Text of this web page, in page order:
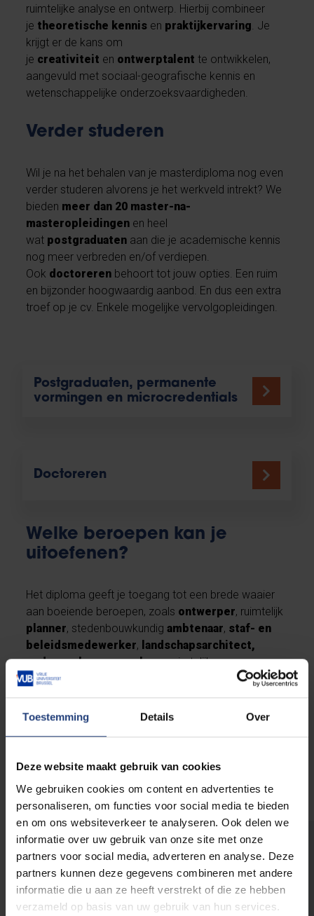
Toestemming Details Over
Deze website maakt gebruik van cookies
We gebruiken cookies om content en advertenties te
personaliseren, om functies voor social media te bieden
en om ons websiteverkeer te analyseren. Ook delen we
informatie over uw gebruik van onze site met onze
partners voor social media, adverteren en analyse. Deze
partners kunnen deze gegevens combineren met andere
informatie die u aan ze heeft verstrekt of die ze hebben
verzameld op basis van uw gebruik van hun services.
ruimtelijke analyse en ontwerp. Hierbij combineer
je theoretische kennis en praktijkervaring. Je
krijgt er de kans om
je creativiteit en ontwerptalent te ontwikkelen,
aangevuld met sociaal-geografische kennis en
wetenschappelijke onderzoeksvaardigheden.
Verder studeren
Wil je na het behalen van je masterdiploma nog even
verder studeren alvorens je het werkveld intrekt? We
bieden meer dan 20 master-na-
masteropleidingen en heel
wat postgraduaten aan die je academische kennis
nog meer verbreden en/of verdiepen.
Ook doctoreren behoort tot jouw opties. Een ruim
en bijzonder hoogwaardig aanbod. En dus een extra
troef op je cv. Enkele mogelijke vervolgopleidingen.
Postgraduaten, permanente
vormingen en microcredentials
Doctoreren
Welke beroepen kan je
uitoefenen?
Het diploma geeft je toegang tot een brede waaier
aan boeiende beroepen, zoals ontwerper, ruimtelijk
planner, stedenbouwkundigambtenaar, staf- en
beleidsmedewerker, landschapsarchitect,
onderzoekerencoachvan ruimtelijke
participatieprocessen. Bovendien biedt de
meertalige institutionele en internationale context van
Brussel waarin je tijdens je studies ondergedompeld
professionals.
Wist je dat we soms ook
stedenbouwkundigen en ruimtelijke
planners zoeken aan de VUB?
Je leest het goed. Een boeiende en zinvolle